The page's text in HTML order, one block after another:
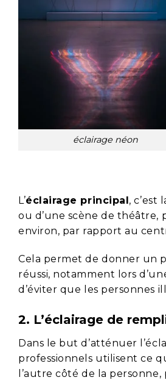
éclairage néon
L’éclairage principal, c’est
ou d’une scène de théâtre,
environ, par rapport au
Cela permet de donner un
réussi, notamment lors
d’éviter que les personnes
2. L’éclairage de
Dans le but d’atténuer
professionnels utilisent ce
l’autre côté de la